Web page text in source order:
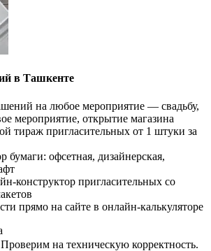
в Ташкенте
на любое мероприятие — свадьбу,
мероприятие, открытие магазина
тираж пригласительных от 1 штуки за
бумаги: офсетная, дизайнерская,
конструктор пригласительных со
прямо на сайте в онлайн-калькуляторе
Проверим на техническую корректность.